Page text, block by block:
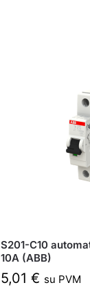
S201-C10
10A (ABB)
5,01 € su PVM